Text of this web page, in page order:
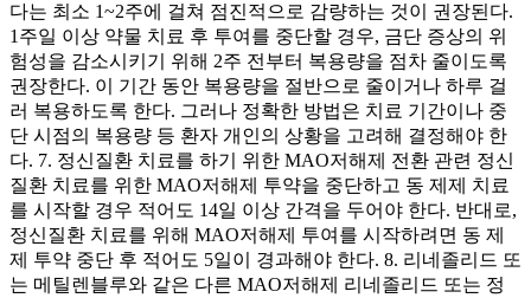
다는 최소 1~2주에 걸쳐 점진적으로 감량하는 것이 권장된다.
1주일 이상 약물 치료 후 투여를 중단할 경우, 금단 증상의 위
험성을 감소시키기 위해 2주 전부터 복용량을 점차 줄이도록
권장한다. 이 기간 동안 복용량을 절반으로 줄이거나 하루 걸
러 복용하도록 한다. 그러나 정확한 방법은 치료 기간이나 중
단 시점의 복용량 등 환자 개인의 상황을 고려해 결정해야 한
다. 7. 정신질환 치료를 하기 위한 MAO저해제 전환 관련 정신
질환 치료를 위한 MAO저해제 투약을 중단하고 동 제제 치료
를 시작할 경우 적어도 14일 이상 간격을 두어야 한다. 반대로,
정신질환 치료를 위해 MAO저해제 투여를 시작하려면 동 제
제 투약 중단 후 적어도 5일이 경과해야 한다. 8. 리네졸리드 또
는 메틸렌블루와 같은 다른 MAO저해제 리네졸리드 또는 정